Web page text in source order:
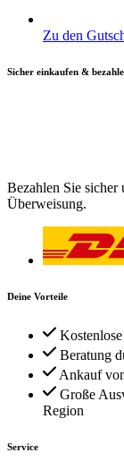
Zu den
Sicher einkaufen &
Bezahlen Sie sicher
Überweisung.
Deine Vorteile
Beratung
Ankauf
Große
Region
Service